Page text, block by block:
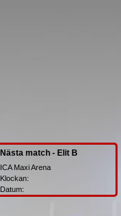
Nästa match - Elit B
ICA Maxi Arena
Klockan:
Datum: